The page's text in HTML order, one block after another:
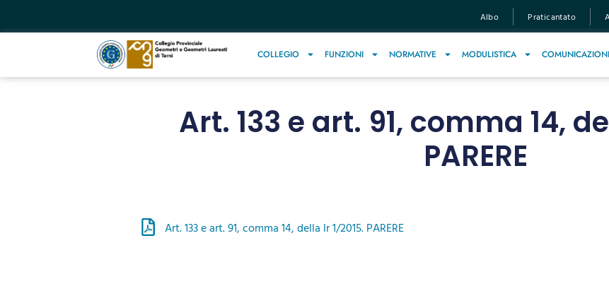
Albo Praticantato
COLLEGIO FUNZIONI NORMATIVE MODULISTICA
Art. 133 e art. 91, comma 14,
PARERE
Art. 133 e art. 91, comma 14, della lr 1/2015. PARERE